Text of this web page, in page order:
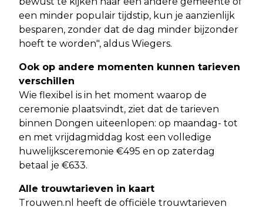
een minder populair tijdstip, kun je aanzienlijk
besparen, zonder dat de dag minder bijzonder
hoeft te worden", aldus Wiegers.
Ook op andere momenten kunnen tarieven
verschillen
Wie flexibel is in het moment waarop de
ceremonie plaatsvindt, ziet dat de tarieven
binnen Dongen uiteenlopen: op maandag- tot
en met vrijdagmiddag kost een volledige
huwelijksceremonie €495 en op zaterdag
betaal je €633.
Alle trouwtarieven in kaart
Trouwen.nl heeft de officiële trouwtarieven